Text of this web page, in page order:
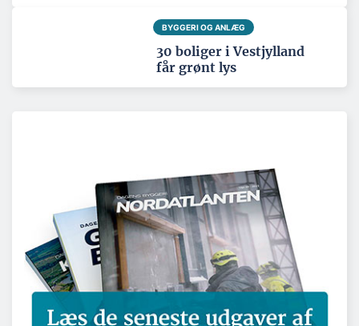
BYGGERI OG ANLÆG
30 boliger i Vestjylland
får grønt lys